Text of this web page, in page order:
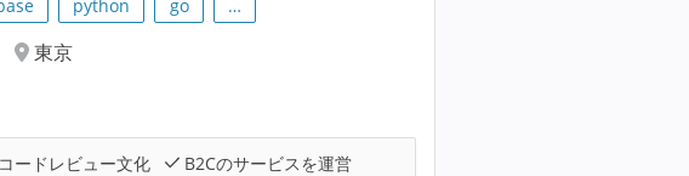
python go …
東京
コードレビュー文化
B2Cのサービスを運営